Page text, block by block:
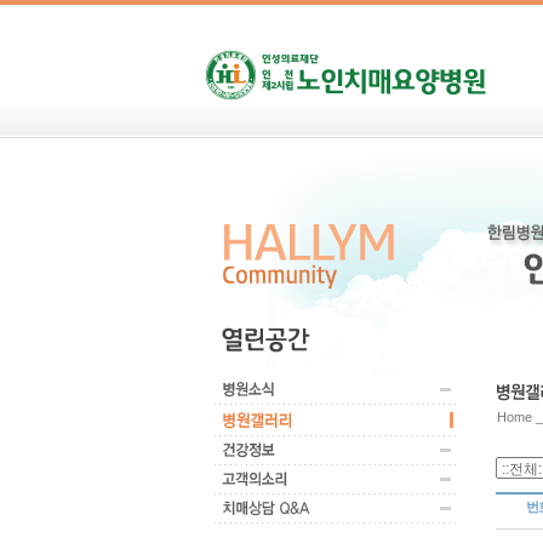
Home
번